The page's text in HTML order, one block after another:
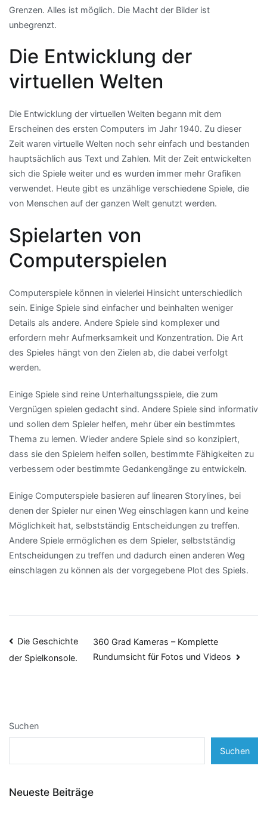
Grenzen. Alles ist möglich. Die Macht der Bilder ist
unbegrenzt.
Die Entwicklung der
virtuellen Welten
Die Entwicklung der virtuellen Welten begann mit dem
Erscheinen des ersten Computers im Jahr 1940. Zu dieser
Zeit waren virtuelle Welten noch sehr einfach und bestanden
hauptsächlich aus Text und Zahlen. Mit der Zeit entwickelten
sich die Spiele weiter und es wurden immer mehr Grafiken
verwendet. Heute gibt es unzählige verschiedene Spiele, die
von Menschen auf der ganzen Welt genutzt werden.
Spielarten von
Computerspielen
Computerspiele können in vielerlei Hinsicht unterschiedlich
sein. Einige Spiele sind einfacher und beinhalten weniger
Details als andere. Andere Spiele sind komplexer und
erfordern mehr Aufmerksamkeit und Konzentration. Die Art
des Spieles hängt von den Zielen ab, die dabei verfolgt
werden.
Einige Spiele sind reine Unterhaltungsspiele, die zum
Vergnügen spielen gedacht sind. Andere Spiele sind informativ
und sollen dem Spieler helfen, mehr über ein bestimmtes
Thema zu lernen. Wieder andere Spiele sind so konzipiert,
dass sie den Spielern helfen sollen, bestimmte Fähigkeiten zu
verbessern oder bestimmte Gedankengänge zu entwickeln.
Einige Computerspiele basieren auf linearen Storylines, bei
denen der Spieler nur einen Weg einschlagen kann und keine
Möglichkeit hat, selbstständig Entscheidungen zu treffen.
Andere Spiele ermöglichen es dem Spieler, selbstständig
Entscheidungen zu treffen und dadurch einen anderen Weg
einschlagen zu können als der vorgegebene Plot des Spiels.
Beitragsnavigation
Die Geschichte
der Spielkonsole.
360 Grad Kameras – Komplette
Rundumsicht für Fotos und Videos
Suchen
Suchen
Neueste Beiträge